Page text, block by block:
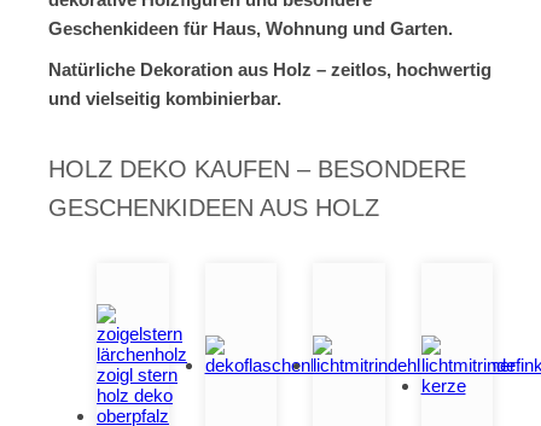
Geschenkideen für Haus, Wohnung und Garten.
Natürliche Dekoration aus Holz – zeitlos, hochwertig
und vielseitig kombinierbar.
HOLZ DEKO KAUFEN – BESONDERE
GESCHENKIDEEN AUS HOLZ